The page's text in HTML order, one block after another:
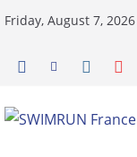
Friday, August 7, 2026